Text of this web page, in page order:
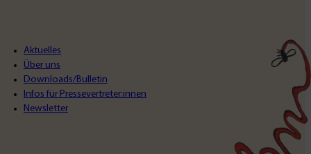
Aktuelles
Über uns
Downloads/Bulletin
Infos für Pressevertreter:innen
Newsletter